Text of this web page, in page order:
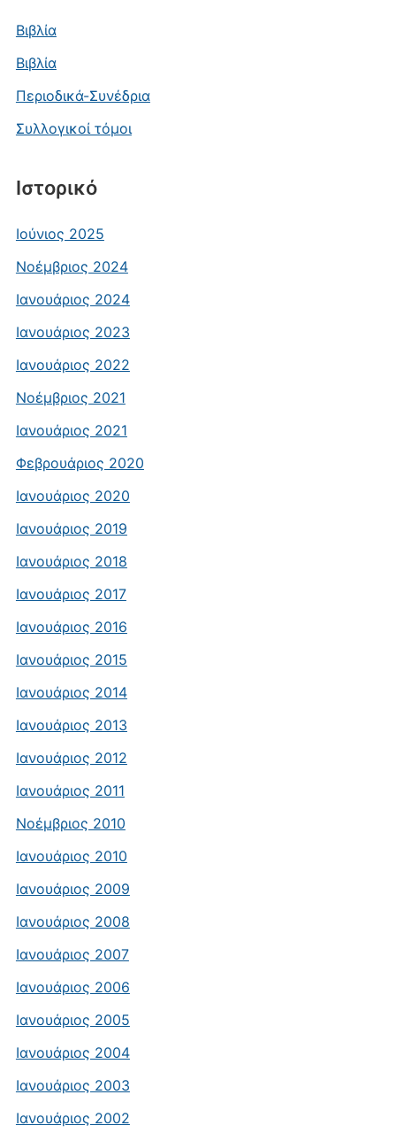
Βιβλία
Βιβλία
Περιοδικά-Συνέδρια
Συλλογικοί τόμοι
Ιστορικό
Ιούνιος 2025
Νοέμβριος 2024
Ιανουάριος 2024
Ιανουάριος 2023
Ιανουάριος 2022
Νοέμβριος 2021
Ιανουάριος 2021
Φεβρουάριος 2020
Ιανουάριος 2020
Ιανουάριος 2019
Ιανουάριος 2018
Ιανουάριος 2017
Ιανουάριος 2016
Ιανουάριος 2015
Ιανουάριος 2014
Ιανουάριος 2013
Ιανουάριος 2012
Ιανουάριος 2011
Νοέμβριος 2010
Ιανουάριος 2010
Ιανουάριος 2009
Ιανουάριος 2008
Ιανουάριος 2007
Ιανουάριος 2006
Ιανουάριος 2005
Ιανουάριος 2004
Ιανουάριος 2003
Ιανουάριος 2002